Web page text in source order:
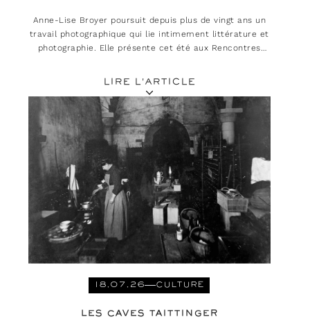
Anne-Lise Broyer poursuit depuis plus de vingt ans un
travail photographique qui lie intimement littérature et
photographie. Elle présente cet été aux Rencontres
LIRE L'ARTICLE
18.07.26 CULTURE
LES CAVES TAITTINGER